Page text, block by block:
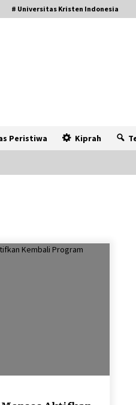
# Universitas Kristen Indonesia
Peristiwa Kiprah